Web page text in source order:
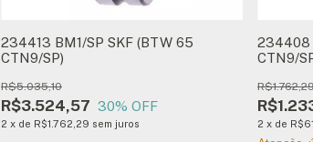
234413 BM1/SP SKF (BTW 65
CTN9/SP)
R$3.524,57
R$5.035,10
30% OFF
2 x de R$1.762,29 sem juros
234408
CTN9/
2 x de